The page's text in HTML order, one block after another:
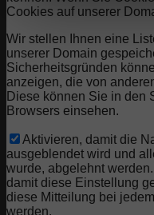
Cookies auf unserer
Wir stellen Ihnen eine
unserer Domain
Sicherheitsgründen
anzeigen, die von
Diese können Sie in den
Browsers einsehen.
Aktivieren, damit die
ausgeblendet wird und
wurde, abgelehnt
damit diese Einstellung
diese Mitteilung bei
werden.